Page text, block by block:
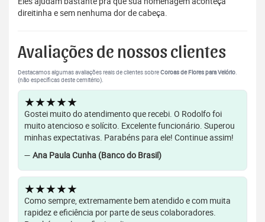
direitinha e sem nenhuma dor de cabeça.
Avaliações de nossos clientes
Destacamos algumas avaliações reais de clientes sobreCoroas de Flores para Velório.
(não específicas deste cemitério).
★★★★★
Gostei muito do atendimento que recebi. O Rodolfo foi
muito atencioso e solícito. Excelente funcionário. Superou
minhas expectativas. Parabéns para ele! Continue assim!
— Ana Paula Cunha (Banco do Brasil)
★★★★★
Como sempre, extremamente bem atendido e com muita
rapidez e eficiência por parte de seus colaboradores.